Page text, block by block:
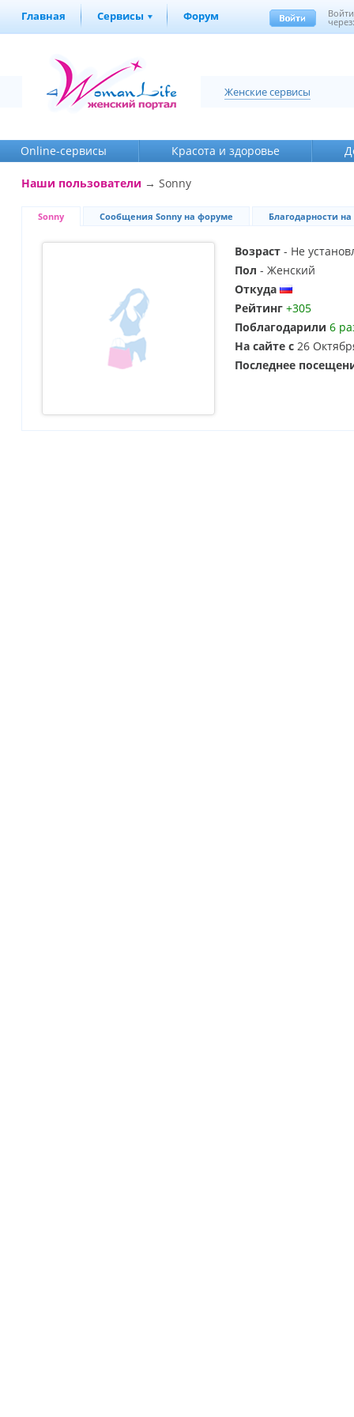
Главная Сервисы Форум Войти
Женские сервисы
Online-cервисы Красота и здоровье
Наши пользователи → Sonny
Sonny Сообщения Sonny на форуме Благодарности
Возраст - Не
Пол - Женский
Откуда
Рейтинг +305
Поблагодарили 6
На сайте с 26
Последнее